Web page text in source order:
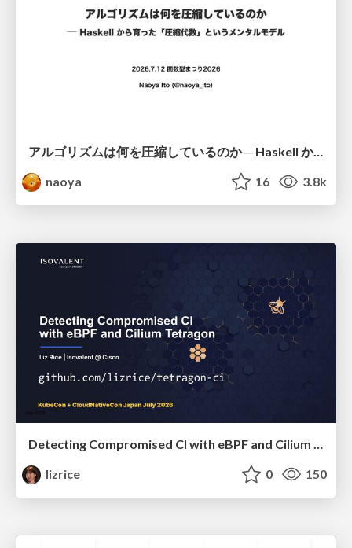
アルゴリズムは何を圧縮しているのか ─ Haskell から育った「圧縮代数」というメンタルモデル
naoya
16 3.8k
Detecting Compromised CI with eBPF and Cilium Tetragon
lizrice
0 150